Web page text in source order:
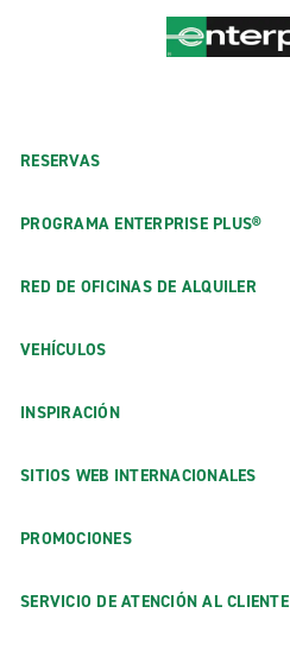
RESERVAS
PROGRAMA ENTERPRISE PLUS®
RED DE OFICINAS DE ALQUILER
VEHÍCULOS
INSPIRACIÓN
SITIOS WEB INTERNACIONALES
PROMOCIONES
SERVICIO DE ATENCIÓN AL CLIENTE